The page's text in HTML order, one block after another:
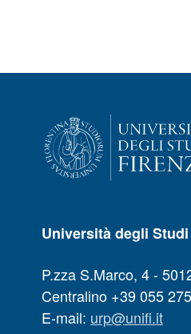
Università degli
P.zza S.Marco, 4 -
Centralino +39 055
E-mail: urp@unifi.it